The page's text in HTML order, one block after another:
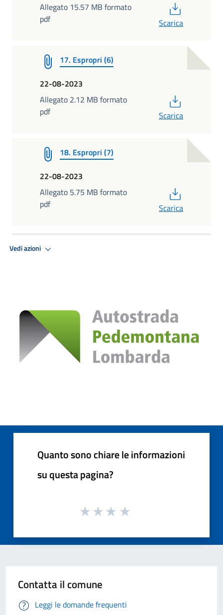
Allegato 15.57 MB formato
pdf
Scarica
17. Espropri (6)
22-08-2023
Allegato 2.12 MB formato
pdf
Scarica
18. Espropri (7)
22-08-2023
Allegato 5.75 MB formato
pdf
Scarica
Vedi azioni
Quanto sono chiare le informazioni
su questa pagina?
Contatta il comune
Leggi le domande frequenti